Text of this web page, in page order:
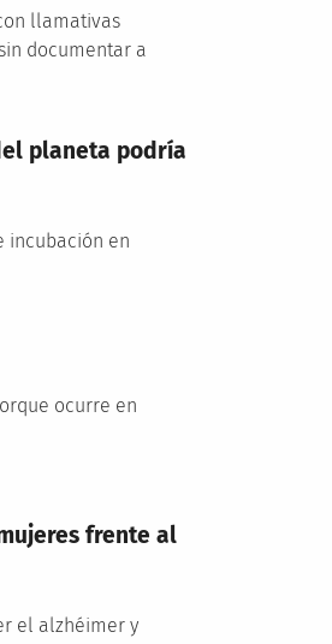
llamativas
documentar a
planeta podría
incubación en
ocurre en
frente al
el alzhéimer y